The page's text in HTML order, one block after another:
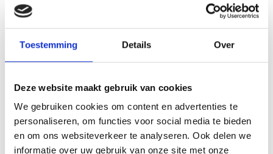
Toestemming Details Over
Deze website maakt gebruik van cookies
We gebruiken cookies om content en advertenties te
personaliseren, om functies voor social media te bieden
en om ons websiteverkeer te analyseren. Ook delen we
informatie over uw gebruik van onze site met onze
Nedfan.NL
Bocht 90 graden 180 mm met
SAFE
Schrijf je eigen review
€16,32€32,65Incl. btw
Op voorraad Levertijd: 5 werkdagen
Aantal